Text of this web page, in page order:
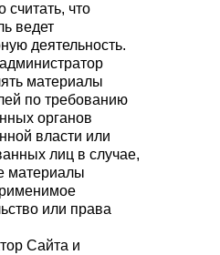
считать, что
ведет
деятельность.
материалы
по требованию
органов
власти или
лиц в случае,
материалы
или права
Сайта и